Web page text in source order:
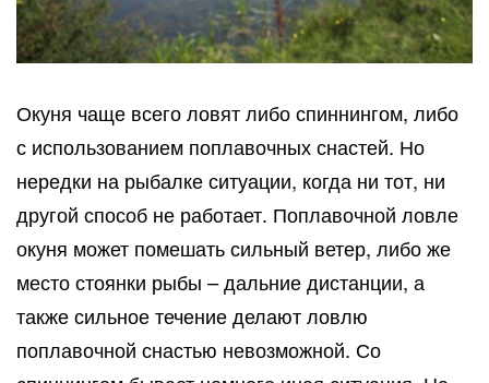
Окуня чаще всего ловят либо спиннингом, либо
с использованием поплавочных снастей. Но
нередки на рыбалке ситуации, когда ни тот, ни
другой способ не работает. Поплавочной ловле
окуня может помешать сильный ветер, либо же
место стоянки рыбы – дальние дистанции, а
также сильное течение делают ловлю
поплавочной снастью невозможной. Со